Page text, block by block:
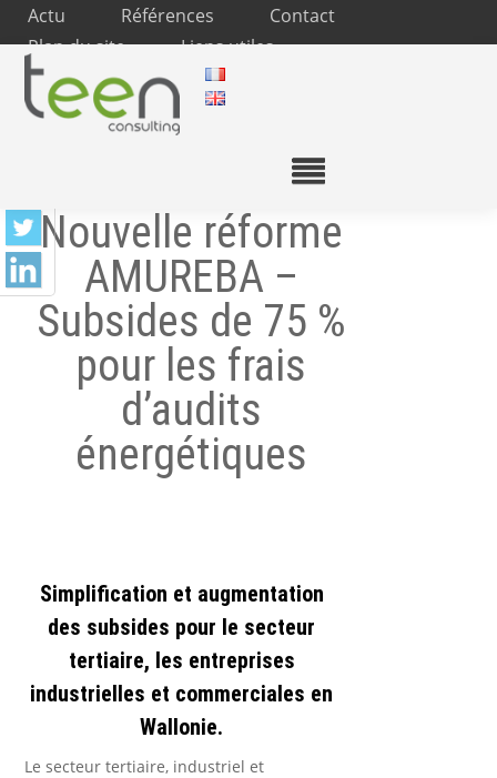
Actu Références
Contact
Plan du site
Liens utiles
Nouvelle réforme
AMUREBA –
Subsides de 75 %
pour les frais
d’audits
énergétiques
Simplification et augmentation
des subsides pour le secteur
tertiaire, les entreprises
industrielles et commerciales en
Wallonie.
Le secteur tertiaire, industriel et